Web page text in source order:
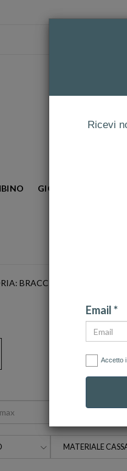
GIOIELLERIA
BRACCIALI
MATERIALE
Ricevi
Email *
Accetto